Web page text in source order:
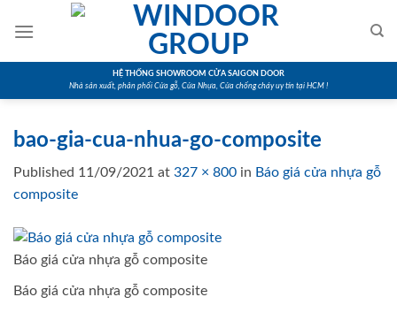
HỆ THỐNG SHOWROOM CỬA SAIGON DOOR
Nhà sản xuất, phân phối Cửa gỗ, Cửa Nhựa, Cửa chống cháy uy tín tại HCM !
bao-gia-cua-nhua-go-composite
Published 11/09/2021 at 327 × 800 in Báo giá cửa nhựa gỗ
composite
Báo giá cửa nhựa gỗ composite
Báo giá cửa nhựa gỗ composite